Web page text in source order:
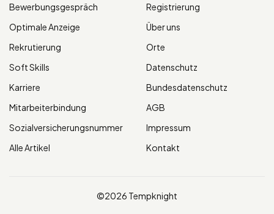
Bewerbungsgespräch
Optimale Anzeige
Rekrutierung
Soft Skills
Karriere
Mitarbeiterbindung
Sozialversicherungsnummer
Alle Artikel
Registrierung
Über uns
Orte
Datenschutz
Bundesdatenschutz
AGB
Impressum
Kontakt
©2026 Tempknight